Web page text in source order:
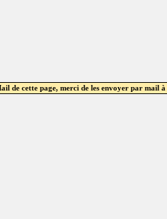
de cette page, merci de les envoyer par mail à